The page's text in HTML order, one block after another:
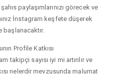
paylaşımlarınızı görecek ve
İnstagram keşfete düşerek
başlanacaktır.
Profile Katkısı
takipçi sayısı iyi mi artırılır ve
nelerdir mevzusunda malumat